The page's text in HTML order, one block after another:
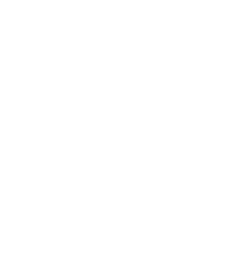
in Berlin